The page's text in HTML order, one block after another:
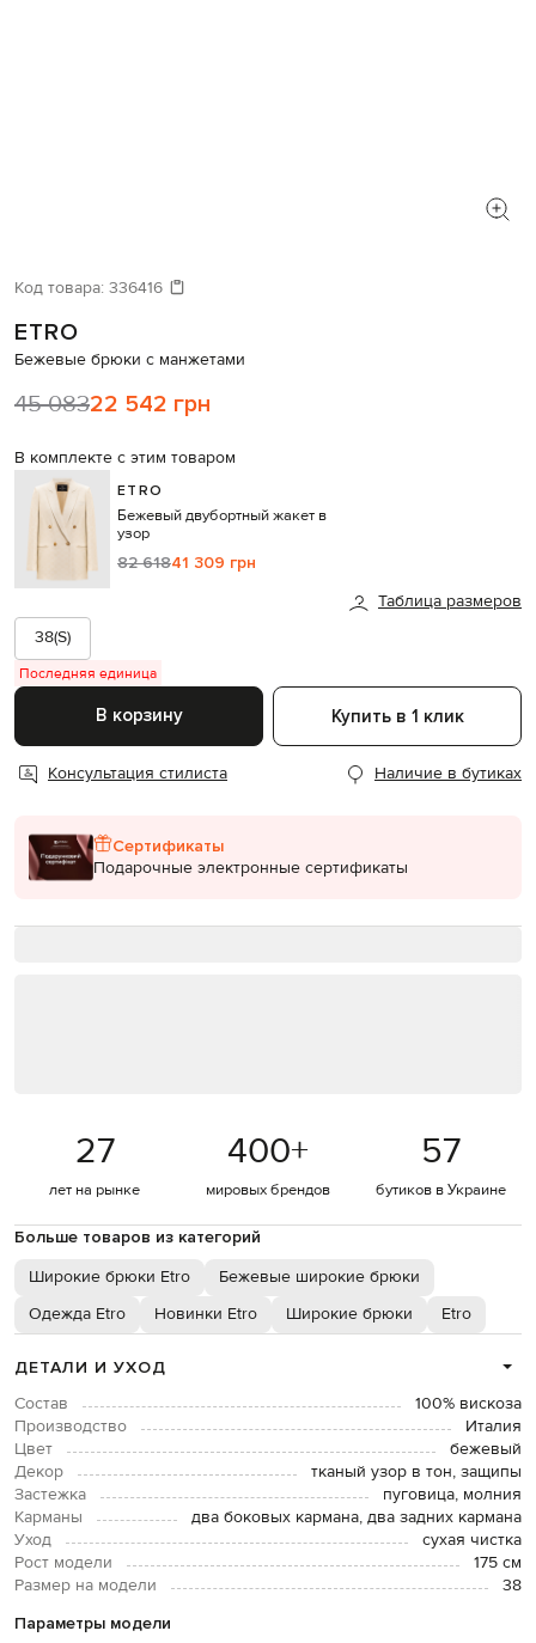
Код товара: 336416
ETRO
Бежевые брюки с манжетами
45 08322 542 грн
В комплекте с этим товаром
ETRO
Бежевый двубортный жакет в
узор
82 61841 309 грн
Таблица размеров
38(S)
Последняя единица
В корзину Купить в 1 клик
Консультация стилиста Наличие в бутиках
Сертификаты
Подарочные электронные сертификаты
27
лет на рынке
400+
мировых брендов
57
бутиков в Украине
Больше товаров из категорий
Широкие брюки Etro
Бежевые широкие брюки
Одежда Etro
Новинки Etro Широкие брюки Etro
ДЕТАЛИ И УХОД
Состав
100% вискоза
Производство
Италия
Цвет
бежевый
Декор
тканый узор в тон, защипы
Застежка
пуговица, молния
Карманы
два боковых кармана, два задних кармана
Уход
сухая чистка
Рост модели
175 см
Размер на модели
38
Параметры модели